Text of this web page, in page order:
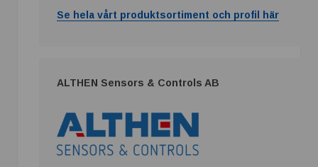
Se hela vårt produktsortiment och profil här
ALTHEN Sensors & Controls AB